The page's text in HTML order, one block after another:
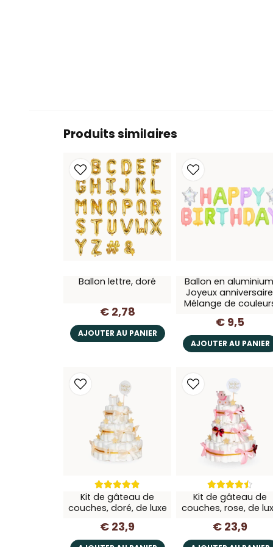
Produits similaires
Ballon lettre, doré
€ 2,78
AJOUTER AU PANIER
Ballon en
Joyeux
Mélange de
€ 9,5
AJOUTER AU PANIER
Kit de gâteau de
couches, doré, de luxe
€ 23,9
Kit de gâteau de
couches, rose, de
€ 23,9